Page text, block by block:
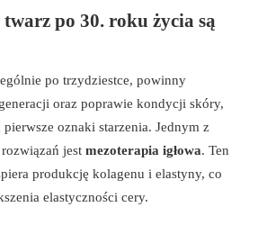
po 30. roku życia są
po trzydziestce, powinny
oraz poprawie kondycji skóry,
oznaki starzenia. Jednym z
jest mezoterapia igłowa. Ten
produkcję kolagenu i elastyny, co
elastyczności cery.